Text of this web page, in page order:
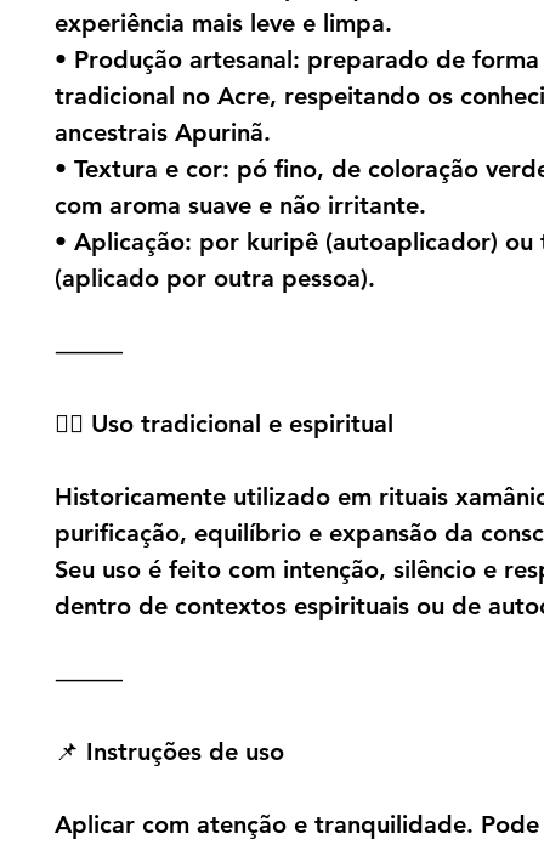
experiência mais leve e limpa.
• Produção artesanal: preparado de forma
tradicional no Acre, respeitando os
ancestrais Apurinã.
• Textura e cor: pó fino, de coloração
com aroma suave e não irritante.
• Aplicação: por kuripê (autoaplicador) ou
(aplicado por outra pessoa).
⸻
🧘‍♂️ Uso tradicional e espiritual
Historicamente utilizado em rituais
purificação, equilíbrio e expansão da
Seu uso é feito com intenção, silêncio e
dentro de contextos espirituais ou de
⸻
📌 Instruções de uso
Aplicar com atenção e tranquilidade. Pode